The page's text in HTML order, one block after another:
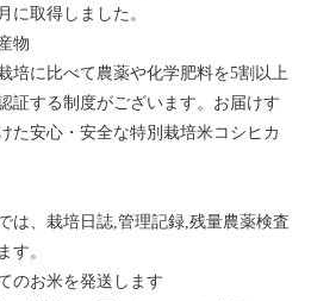
に取得しました。
物
培に比べて農薬や化学肥料を5割以上
証する制度がございます。お届けす
た安心・安全な特別栽培米コシヒカ
は、栽培日誌,管理記録,残量農薬検査
す。
お米を発送します